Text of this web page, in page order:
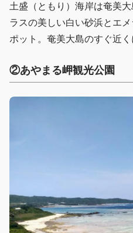
土盛（ともり）海岸は奄美
ラスの美しい白い砂浜とエ
ポット。奄美大島のすぐ近
②あやまる岬観光公園